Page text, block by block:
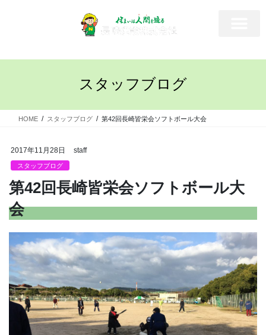
スタッフブログ
HOME スタッフブログ 第42回長崎皆栄会ソフトボール大会
2017年11月28日 staff
スタッフブログ
第42回長崎皆栄会ソフトボール大
会